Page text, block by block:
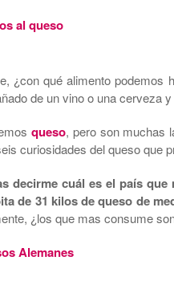
¿con qué alimento podemos
de un vino o una cerveza
queso, pero son muchas
curiosidades del queso que
decirme cuál es el país que
de 31 kilos de queso de
¿los que mas consume